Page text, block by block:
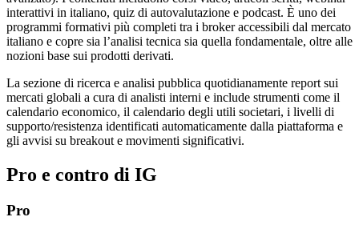
interattivi in italiano, quiz di autovalutazione e podcast. È uno dei
programmi formativi più completi tra i broker accessibili dal mercato
italiano e copre sia l’analisi tecnica sia quella fondamentale, oltre alle
nozioni base sui prodotti derivati.
La sezione di ricerca e analisi pubblica quotidianamente report sui
mercati globali a cura di analisti interni e include strumenti come il
calendario economico, il calendario degli utili societari, i livelli di
supporto/resistenza identificati automaticamente dalla piattaforma e
gli avvisi su breakout e movimenti significativi.
Pro e contro di IG
Pro